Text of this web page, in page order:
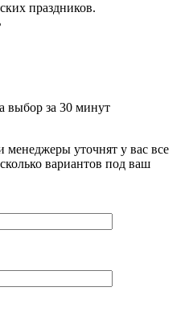
праздников.
выбор за 30 минут
менеджеры уточнят у вас все
вариантов под ваш